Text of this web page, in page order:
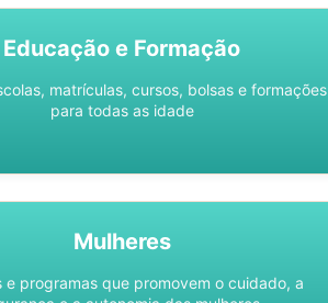
Educação e Formação
matrículas, cursos, bolsas e formações
para todas as idade
Mulheres
e programas que promovem o cuidado, a